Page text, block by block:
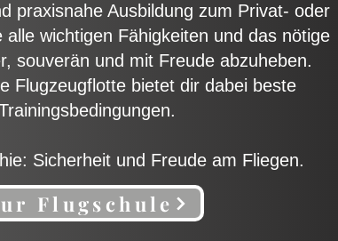
praxisnahe Ausbildung zum Privat- oder
alle wichtigen Fähigkeiten und das nötige
souverän und mit Freude abzuheben.
Flugzeugflotte bietet dir dabei beste
Sicherheit und Freude am Fliegen.
Flugschule